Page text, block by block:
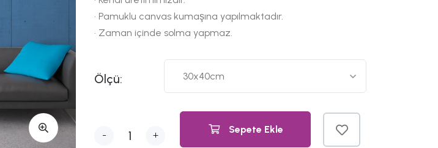
• Pamuklu canvas kumaşına yapılmaktadır.
• Zaman içinde solma yapmaz.
Ölçü:
- + Sepete Ekle